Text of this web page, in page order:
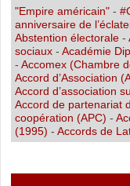
"Empire américain"-
anniversaire de
Abstention électorale-
sociaux- Académie
- Accomex (Chambre
Accord d’Association
Accord d’association
Accord de partenariat
coopération (APC) -
(1995) - Accords de